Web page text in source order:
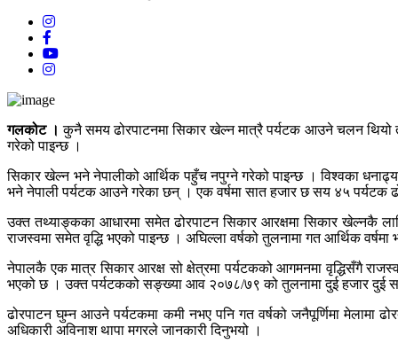
गलकोट । कुनै समय ढोरपाटनमा सिकार खेल्न मात्रै पर्यटक आउने चलन थियो
गरेको पाइन्छ ।
सिकार खेल्न भने नेपालीको आर्थिक पहुँच नपुग्ने गरेको पाइन्छ । विश्वका
भने नेपाली पर्यटक आउने गरेका छन् । एक वर्षमा सात हजार छ सय ४५ पर्यटक
उक्त तथ्याङ्कका आधारमा समेत ढोरपाटन सिकार आरक्षमा सिकार खेल्नकै
राजस्वमा समेत वृद्धि भएको पाइन्छ । अघिल्ला वर्षको तुलनामा गत आर्थिक
नेपालकै एक मात्र सिकार आरक्ष सो क्षेत्रमा पर्यटकको आगमनमा वृद्धिसँगै
भएको छ । उक्त पर्यटकको सङ्ख्या आव २०७८/७९ को तुलनामा दुई हजार दुई
ढोरपाटन घुम्न आउने पर्यटकमा कमी नभए पनि गत वर्षको जनैपूर्णिमा मेलामा
अधिकारी अविनाश थापा मगरले जानकारी दिनुभयो ।